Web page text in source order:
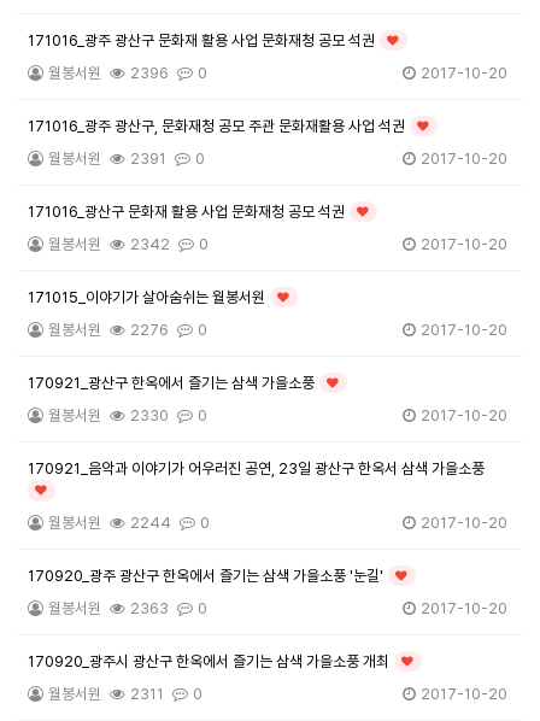
171016_광주 광산구 문화재 활용 사업 문화재청 공모 석권 인기글
월봉서원 2396 0 2017-10-20
171016_광주 광산구, 문화재청 공모 주관 문화재활용 사업 석권 인기글
월봉서원 2391 0 2017-10-20
171016_광산구 문화재 활용 사업 문화재청 공모 석권 인기글
월봉서원 2342 0 2017-10-20
171015_이야기가 살아숨쉬는 월봉서원 인기글
월봉서원 2276 0 2017-10-20
170921_광산구 한옥에서 즐기는 삼색 가을소풍 인기글
월봉서원 2330 0 2017-10-20
170921_음악과 이야기가 어우러진 공연, 23일 광산구 한옥서 삼색 가을소풍
인기글
월봉서원 2244 0 2017-10-20
170920_광주 광산구 한옥에서 즐기는 삼색 가을소풍 '눈길' 인기글
월봉서원 2363 0 2017-10-20
170920_광주시 광산구 한옥에서 즐기는 삼색 가을소풍 개최 인기글
월봉서원 2311 0 2017-10-20